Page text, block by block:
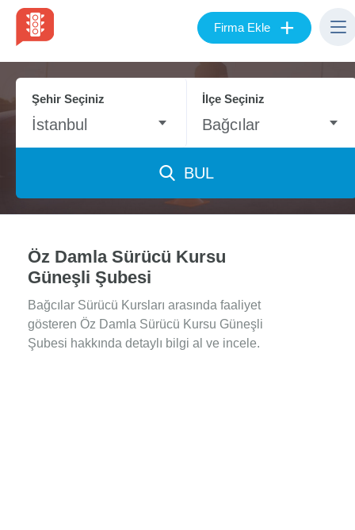
Firma Ekle +
Şehir Seçiniz
İstanbul
İlçe Seçiniz
Bağcılar
BUL
Öz Damla Sürücü Kursu
Güneşli Şubesi
Bağcılar Sürücü Kursları arasında faaliyet
gösteren Öz Damla Sürücü Kursu Güneşli
Şubesi hakkında detaylı bilgi al ve incele.